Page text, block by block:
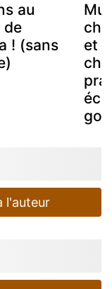
au
de
! (sans
et
l'auteur